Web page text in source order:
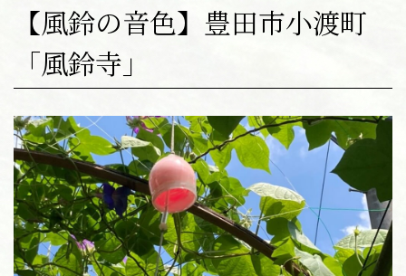
【風鈴の音色】豊田市小渡町
「風鈴寺」